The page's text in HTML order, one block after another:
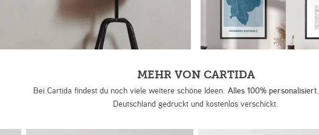
MEHR VON CARTIDA
Bei Cartida findest du noch viele weitere schöne Ideen. Alles 100% personalisiert.
Deutschland gedruckt und kostenlos verschickt.